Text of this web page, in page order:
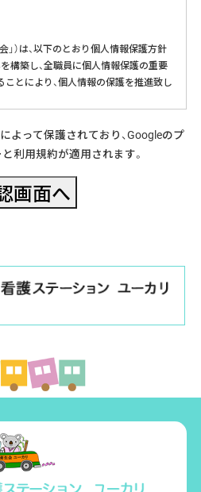
」）は、以下のとおり個人情報保護方針
構築し、全職員に個人情報保護の重要
とにより、個人情報の保護を推進致し
かつ最新の状態に保ち、個人情報への
ん・漏洩などを防止するため、セキュリテ
備・職員教育の徹底等の必要な措置を
の厳重な管理を行います。
、本会からのご連絡や業務のご案内や
子メールや資料のご送付に利用いたしま
る育生会の管理運営業務のうち次の
告
サービスの向上
よって保護されており、Googleのプ
と利用規約が適用されます。